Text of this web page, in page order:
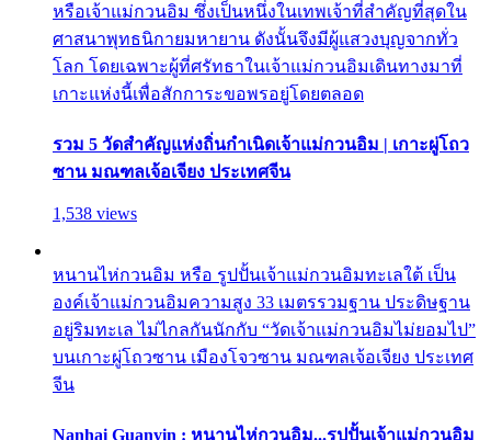
หรือเจ้าแม่กวนอิม ซึ่งเป็นหนึ่งในเทพเจ้าที่สำคัญที่สุดใน
ศาสนาพุทธนิกายมหายาน ดังนั้นจึงมีผู้แสวงบุญจากทั่ว
โลก โดยเฉพาะผู้ที่ศรัทธาในเจ้าแม่กวนอิมเดินทางมาที่
เกาะแห่งนี้เพื่อสักการะขอพรอยู่โดยตลอด
รวม 5 วัดสำคัญแห่งถิ่นกำเนิดเจ้าแม่กวนอิม | เกาะผู่โถว
ซาน มณฑลเจ้อเจียง ประเทศจีน
1,538 views
หนานไห่กวนอิม หรือ รูปปั้นเจ้าแม่กวนอิมทะเลใต้ เป็น
องค์เจ้าแม่กวนอิมความสูง 33 เมตรรวมฐาน ประดิษฐาน
อยู่ริมทะเล ไม่ไกลกันนักกับ “วัดเจ้าแม่กวนอิมไม่ยอมไป”
บนเกาะผู่โถวซาน เมืองโจวซาน มณฑลเจ้อเจียง ประเทศ
จีน
Nanhai Guanyin : หนานไห่กวนอิม...รูปปั้นเจ้าแม่กวนอิม